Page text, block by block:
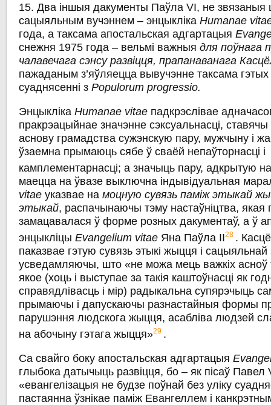
15. Два іншыя дакументы Паўла VI, не звязаныя
сацыяльным вучэннем – энцыклікаHumanae
года, а таксама апостальская адгартацыя
снежня 1975 года – вельмі важныядля поўнага
чалавечага сэнсу развіцця, прапанаванага
пажаданым з’яўляецца вывучэнне таксама гэтых
суаднясенні зPopulorum progressio.
ЭнцыклікаHumanae vitae падкрэслівае
пракрэацыйнае значэнне сэксуальнасці,
аснову грамадства сужэнскую пару, мужчыну і
ўзаемна прымаюць сябе ў сваёй непаўторнасці i
камплементарнасці; a значыць пару, адкрытую
маецца на ўвазе выключна індывідуальная
vitae указвае намоцную сувязь паміж этыкай
этыкай, распачынаючы тэму настаўніцтва, якая
замацавалася ў форме розных дакументаў, а ў
энцыкліцыEvangelium vitae Яна Паўла II28 .
паказвае гэтую сувязь этыкі жыцця i сацыяльнай
усведамляючы, што «не можа мець важкіх асноў
якое (хоць і выступае за такія каштоўнасці як
справядлівасць і мір) радыкальна супярэчыць
прымаючы і дапускаючы разнастайныя формы
парушэння людскога жыцця, асабліва людзей
на абочыну гэтага жыцця»29 .
Са свайго боку апостальская адгартацыя
глыбока датычыць развіцця, бо – як пісаў Павел
«евангелізацыя не будзе поўнай без уліку
пастаянна ўзнікае паміж Евангеллем і